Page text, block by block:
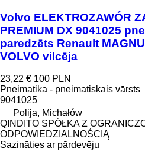
Volvo ELEKTROZAWÓR
PREMIUM DX 9041025
paredzēts Renault
VOLVO vilcēja
23,22 € 100 PLN
Pneimatika - pneimatiskais vārsts
9041025
Polija, Michałów
QINDITO SPÓŁKA Z
ODPOWIEDZIALNOŚCIĄ
Sazināties ar pārdevēju